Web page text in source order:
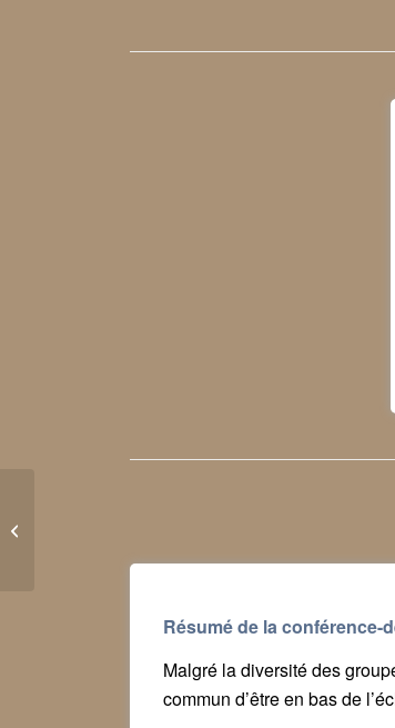
Résumé de la conférence-
Malgré la diversité des
commun d’être en bas de